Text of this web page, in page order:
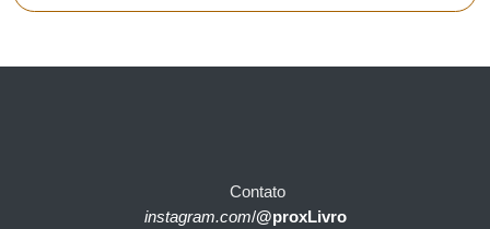
Contato
instagram.com/@proxLivro